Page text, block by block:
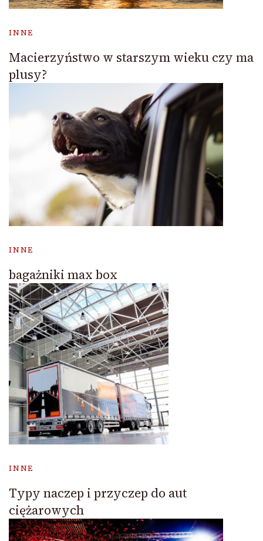
INNE
Macierzyństwo w starszym wieku czy ma
plusy?
INNE
bagażniki max box
INNE
Typy naczep i przyczep do aut
ciężarowych